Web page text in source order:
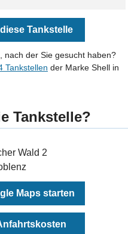
Tankstelle
nach der Sie gesucht haben?
Tankstellen der Marke Shell in
Tankstelle?
Wald 2
Maps starten